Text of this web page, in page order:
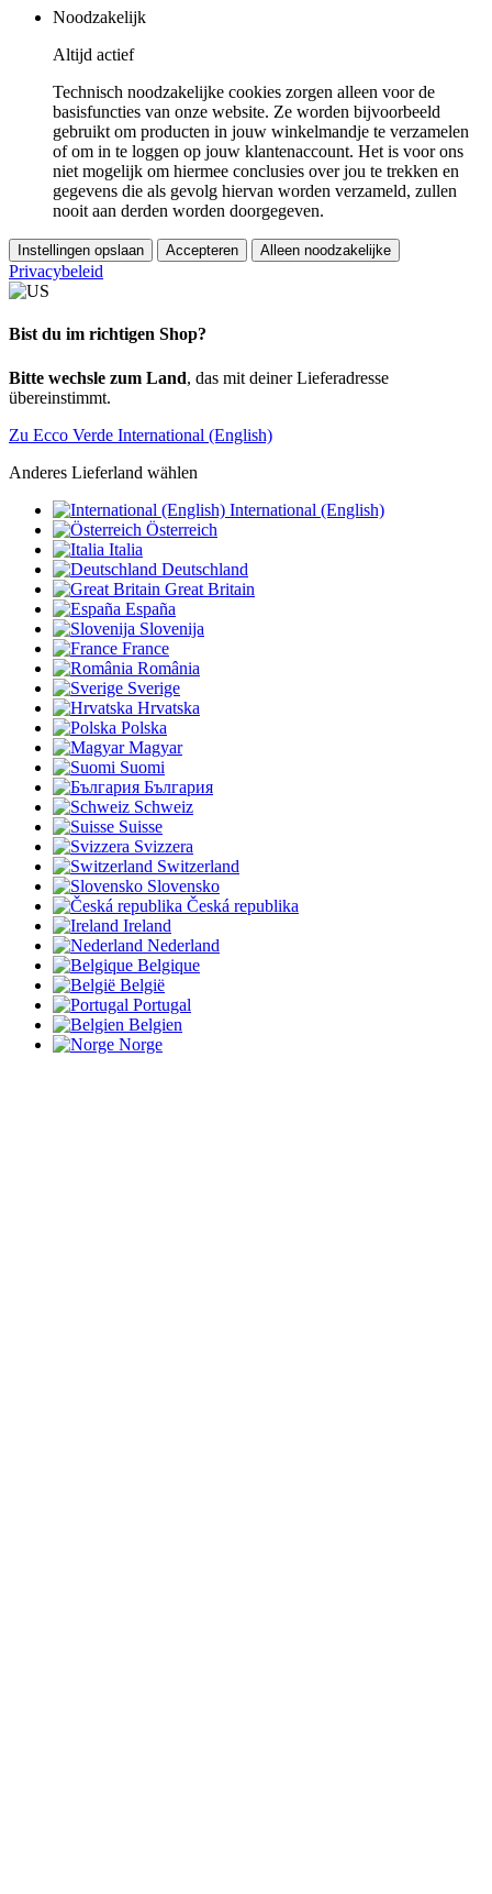
Noodzakelijk
Altijd actief
Technisch noodzakelijke cookies zorgen alleen voor de
basisfuncties van onze website. Ze worden bijvoorbeeld
gebruikt om producten in jouw winkelmandje te verzamelen
of om in te loggen op jouw klantenaccount. Het is voor ons
niet mogelijk om hiermee conclusies over jou te trekken en
gegevens die als gevolg hiervan worden verzameld, zullen
nooit aan derden worden doorgegeven.
Instellingen opslaan Accepteren Alleen noodzakelijke
Privacybeleid
Bist du im richtigen Shop?
Bitte wechsle zum Land, das mit deiner Lieferadresse
übereinstimmt.
Zu Ecco Verde International (English)
Anderes Lieferland wählen
International (English)
Österreich
Italia
Deutschland
Great Britain
España
Slovenija
France
România
Sverige
Hrvatska
Polska
Magyar
Suomi
България
Schweiz
Suisse
Svizzera
Switzerland
Slovensko
Česká republika
Ireland
Nederland
Belgique
België
Portugal
Belgien
Norge